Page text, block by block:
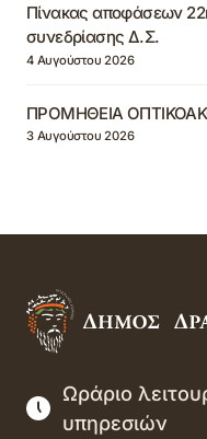
Πίνακας αποφάσεων
συνεδρίασης Δ.Σ.
4 Αυγούστου 2026
ΠΡΟΜΗΘΕΙΑ
3 Αυγούστου 2026
Ωράριο
υπηρεσιών